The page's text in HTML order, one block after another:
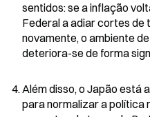
sentidos: se a inflação
Federal a adiar cortes de
novamente, o ambiente
deteriora-se de forma
Além disso, o Japão está
para normalizar a política